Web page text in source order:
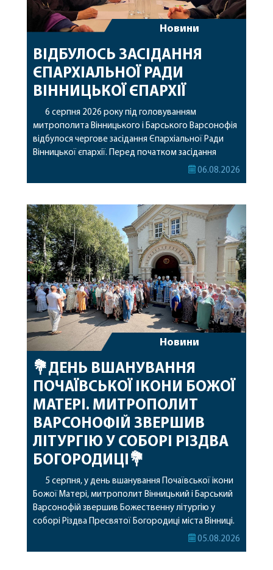
Новини
ВІДБУЛОСЬ ЗАСІДАННЯ
ЄПАРХІАЛЬНОЇ РАДИ
ВІННИЦЬКОЇ ЄПАРХІЇ
6 серпня 2026 року під головуванням
митрополита Вінницького і Барського Варсонофія
відбулося чергове засідання Єпархіальної Ради
Вінницької єпархії. Перед початком засідання
секретар Єпархіальної Ради від імені членів Ради
побажавши йому міцного здоров’я, Божої
допомоги, миру, духовної радості та
благословенних успіхів у подальшому
архіпастирському служінні. […]
06.08.2026
Новини
💐ДЕНЬ ВШАНУВАННЯ
ПОЧАЇВСЬКОЇ ІКОНИ БОЖОЇ
МАТЕРІ. МИТРОПОЛИТ
ВАРСОНОФІЙ ЗВЕРШИВ
ЛІТУРГІЮ У СОБОРІ РІЗДВА
БОГОРОДИЦІ💐
5 серпня, у день вшанування Почаївської ікони
Божої Матері, митрополит Вінницький і Барський
Варсонофій звершив Божественну літургію у
соборі Різдва Пресвятої Богородиці міста Вінниці.
Його Високопреосвященству співслужили05.08.2026